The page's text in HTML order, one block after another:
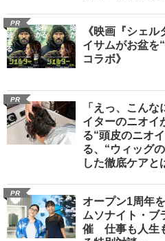
PR
《映画『シェ
イサムがお盆を
コラボ》
PR
「えっ、こん
イターのニオ
る“頭皮のニオ
る、“ウィッグ
した徹底ケアと
PR
オープン1周年
ムソナイト・ブ
催 仕事も人生